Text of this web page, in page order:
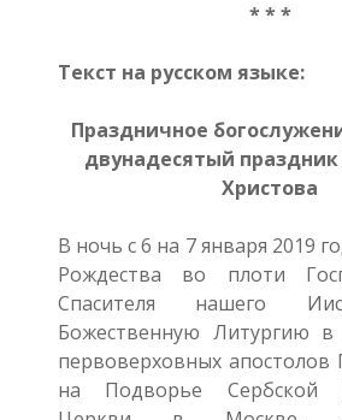
* * *
Текст на русском языке:
Праздничное
двунадесятый
Христова
В ночь с 6 на 7 января 2019
Рождества во плоти
Спасителя нашего
Божественную Литургию в
первоверховных апостолов
на Подворье Сербской